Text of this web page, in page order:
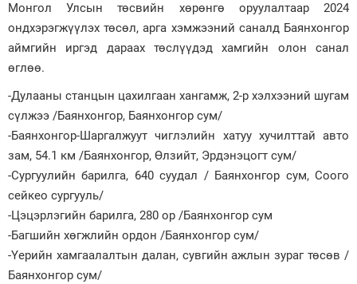
Монгол Улсын төсвийн хөрөнгө оруулалтаар 2024
ондхэрэгжүүлэх төсөл, арга хэмжээний саналд Баянхонгор
аймгийн иргэд дараах төслүүдэд хамгийн олон санал
өглөө.
-Дулааны станцын цахилгаан хангамж, 2-р хэлхээний шугам
сүлжээ /Баянхонгор, Баянхонгор сум/
-Баянхонгор-Шаргалжуут чиглэлийн хатуу хучилттай авто
зам, 54.1 км /Баянхонгор, Өлзийт, Эрдэнэцогт сум/
-Сургуулийн барилга, 640 суудал / Баянхонгор сум, Соого
сейкео сургууль/
-Цэцэрлэгийн барилга, 280 ор /Баянхонгор сум
-Багшийн хөгжлийн ордон /Баянхонгор сум/
-Үерийн хамгаалалтын далан, сувгийн ажлын зураг төсөв /
Баянхонгор сум/